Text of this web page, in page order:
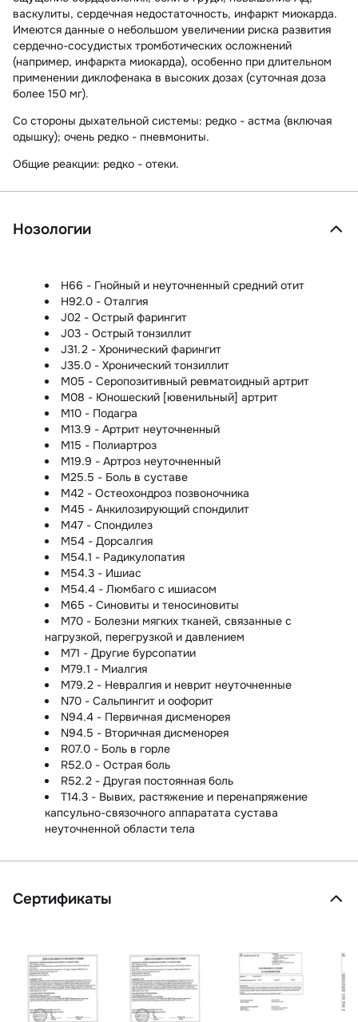
васкулиты, сердечная недостаточность, инфаркт миокарда.
Имеются данные о небольшом увеличении риска развития
сердечно-сосудистых тромботических осложнений
(например, инфаркта миокарда), особенно при длительном
применении диклофенака в высоких дозах (суточная доза
более 150 мг).
Со стороны дыхательной системы: редко - астма (включая
одышку); очень редко - пневмониты.
Общие реакции: редко - отеки.
Нозологии
H66 - Гнойный и неуточненный средний отит
H92.0 - Оталгия
J02 - Острый фарингит
J03 - Острый тонзиллит
J31.2 - Хронический фарингит
J35.0 - Хронический тонзиллит
M05 - Серопозитивный ревматоидный артрит
M08 - Юношеский [ювенильный] артрит
M10 - Подагра
M13.9 - Артрит неуточненный
M15 - Полиартроз
M19.9 - Артроз неуточненный
M25.5 - Боль в суставе
M42 - Остеохондроз позвоночника
M45 - Анкилозирующий спондилит
M47 - Спондилез
M54 - Дорсалгия
M54.1 - Радикулопатия
M54.3 - Ишиас
M54.4 - Люмбаго с ишиасом
M65 - Синовиты и теносиновиты
M70 - Болезни мягких тканей, связанные с
нагрузкой, перегрузкой и давлением
M71 - Другие бурсопатии
M79.1 - Миалгия
M79.2 - Невралгия и неврит неуточненные
N70 - Сальпингит и оофорит
N94.4 - Первичная дисменорея
N94.5 - Вторичная дисменорея
R07.0 - Боль в горле
R52.0 - Острая боль
R52.2 - Другая постоянная боль
T14.3 - Вывих, растяжение и перенапряжение
капсульно-связочного аппаратата сустава
неуточненной области тела
Сертификаты